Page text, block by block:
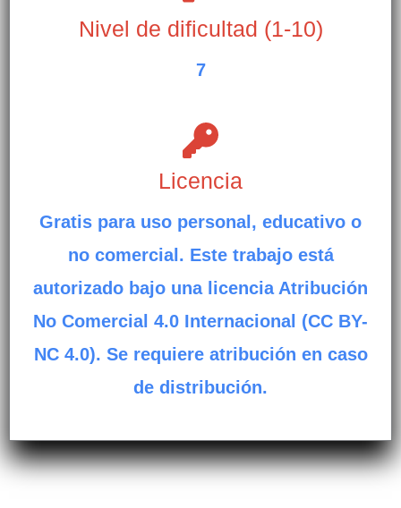
Nivel de dificultad (1-10)
7
Licencia
Gratis para uso personal, educativo o
no comercial. Este trabajo está
autorizado bajo una licencia Atribución
No Comercial 4.0 Internacional (CC BY-
NC 4.0). Se requiere atribución en caso
de distribución.